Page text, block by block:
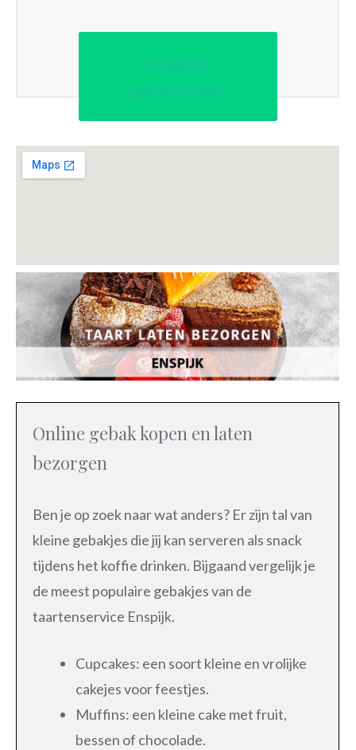
Vergelijk
taartenwinkels
Online gebak kopen en laten
bezorgen
Ben je op zoek naar wat anders? Er zijn tal van
kleine gebakjes die jij kan serveren als snack
tijdens het koffie drinken. Bijgaand vergelijk je
de meest populaire gebakjes van de
taartenservice Enspijk.
Cupcakes: een soort kleine en vrolijke
cakejes voor feestjes.
Muffins: een kleine cake met fruit,
bessen of chocolade.